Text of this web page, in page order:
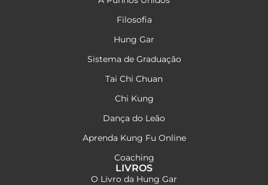
Filosofia
Hung Gar
Sistema de Graduação
Tai Chi Chuan
Chi Kung
Dança do Leão
Aprenda Kung Fu Online
Coaching
LIVROS
O Livro da Hung Gar